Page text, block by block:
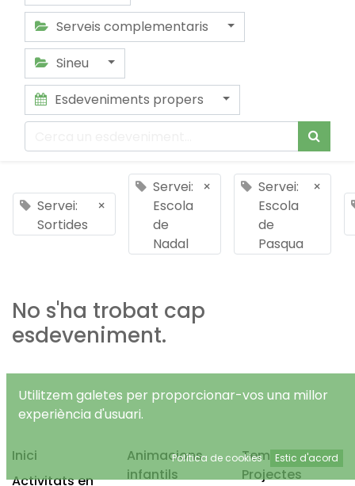
Serveis complementaris
Sineu
Esdeveniments propers
Servei:
Sortides
×
Servei:
Escola
de
Nadal
×
Servei:
Escola
de
Pasqua
×
No s'ha trobat cap
esdeveniment.
Inici
Activitats en
Animacions
infantils
Temps Lliure
Projectes
Utilitzem galetes per proporcionar-vos una millor
experiència d'usuari.
Política de cookies Estic d'acord